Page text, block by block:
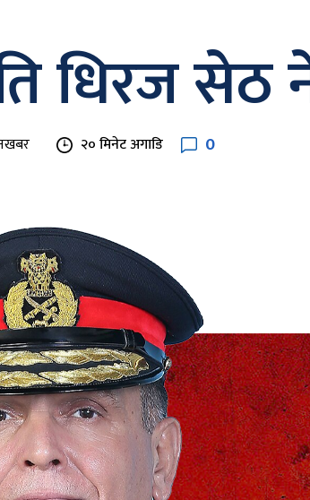
धिरज
२० मिनेट अगाडि 0